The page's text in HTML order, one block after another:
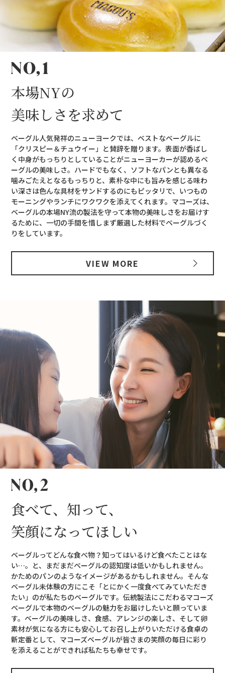
本場NYの
美味しさを求めて
ベーグル人気発祥のニューヨークでは、ベストなベーグルに
「クリスピー＆チュウイー」と賛辞を贈ります。表面が香ばし
く中身がもっちりとしていることがニューヨーカーが認めるベ
ーグルの美味しさ。ハードでもなく、ソフトなパンとも異なる
噛みごたえとなるもっちりと、素朴な中にも旨みを感じる味わ
い深さは色んな具材をサンドするのにもピッタリで、いつもの
モーニングやランチにワクワクを添えてくれます。マコーズは、
ベーグルの本場NY流の製法を守って本物の美味しさをお届けす
るために、一切の手間を惜しまず厳選した材料でベーグルづく
りをしています。
VIEW MORE
食べて、知って、
笑顔になってほしい
ベーグルってどんな食べ物？知ってはいるけど食べたことはな
い…。と、まだまだベーグルの認知度は低いかもしれません。
かためのパンのようなイメージがあるかもしれません。そんな
ベーグル未体験の方にこそ「とにかく一度食べてみていただき
たい」のが私たちのベーグルです。伝統製法にこだわるマコーズ
ベーグルで本物のベーグルの魅力をお届けしたいと願っていま
す。ベーグルの美味しさ、食感、アレンジの楽しさ、そして卵
素材が気になる方にも安心してお召し上がりいただける食卓の
新定番として、マコーズベーグルが皆さまの笑顔の毎日に彩り
を添えることができれば私たちも幸せです。